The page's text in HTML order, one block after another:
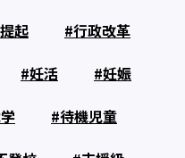
起
行政改革
妊活
妊娠
待機児童